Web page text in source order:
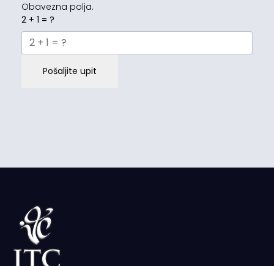
Obavezna polja.
2 + 1 = ?
Pošaljite upit